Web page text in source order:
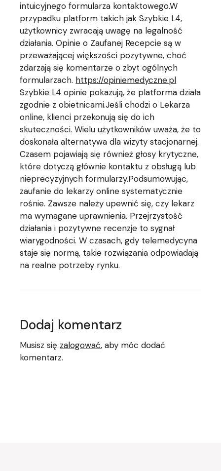
intuicyjnego formularza kontaktowego.W
przypadku platform takich jak Szybkie L4,
użytkownicy zwracają uwagę na legalność
działania. Opinie o Zaufanej Recepcie są w
przeważającej większości pozytywne, choć
zdarzają się komentarze o zbyt ogólnych
formularzach. https://opiniemedyczne.pl
Szybkie L4 opinie pokazują, że platforma działa
zgodnie z obietnicami.Jeśli chodzi o Lekarza
online, klienci przekonują się do ich
skuteczności. Wielu użytkowników uważa, że to
doskonała alternatywa dla wizyty stacjonarnej.
Czasem pojawiają się również głosy krytyczne,
które dotyczą głównie kontaktu z obsługą lub
nieprecyzyjnych formularzy.Podsumowując,
zaufanie do lekarzy online systematycznie
rośnie. Zawsze należy upewnić się, czy lekarz
ma wymagane uprawnienia. Przejrzystość
działania i pozytywne recenzje to sygnał
wiarygodności. W czasach, gdy telemedycyna
staje się normą, takie rozwiązania odpowiadają
na realne potrzeby rynku.
Dodaj komentarz
Musisz się zalogować, aby móc dodać
komentarz.